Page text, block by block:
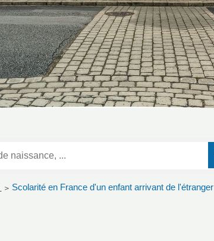
> Scolarité en France d'un enfant arrivant de l'étranger